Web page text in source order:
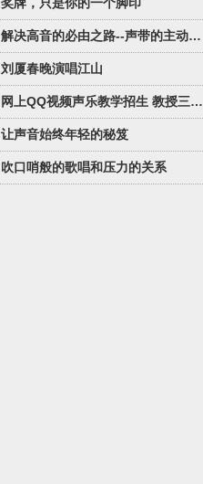
解决高音的必由之路--声带的主动闭合
刘厦春晚演唱江山
网上QQ视频声乐教学招生 教授三种唱法
让声音始终年轻的秘笈
吹口哨般的歌唱和压力的关系